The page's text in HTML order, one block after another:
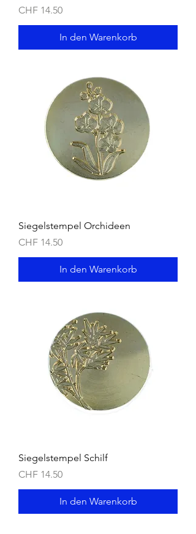
Preis
CHF 14.50
In den Warenkorb
Siegelstempel Orchideen
Preis
CHF 14.50
In den Warenkorb
Siegelstempel Schilf
Preis
CHF 14.50
In den Warenkorb